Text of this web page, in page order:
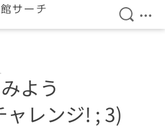
検索を
メ
よう
レンジ! ; 3)